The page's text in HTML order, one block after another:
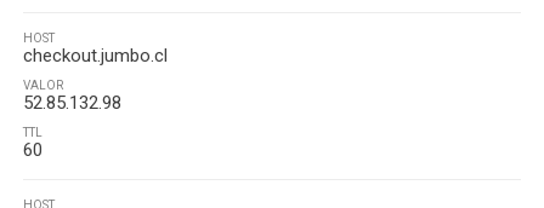
HOST
checkout.jumbo.cl
VALOR
52.85.132.98
TTL
60
HOST